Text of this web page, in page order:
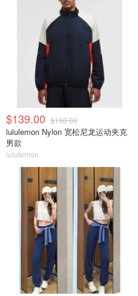
$139.00 $198.00
lululemon Nylon 宽松尼龙运动夹克
男款
lululemon